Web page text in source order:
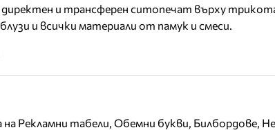
и трансферен ситопечат върху
и всички материали от памук и смеси.
Рекламни табели, Обемни букви, Билбордове,